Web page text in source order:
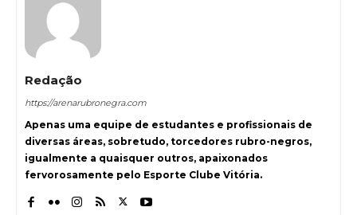
Redação
https://arenarubronegra.com
Apenas uma equipe de estudantes e profissionais de
diversas áreas, sobretudo, torcedores rubro-negros,
igualmente a quaisquer outros, apaixonados
fervorosamente pelo Esporte Clube Vitória.